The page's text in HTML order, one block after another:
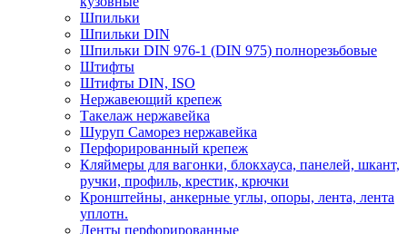
Шпильки
Шпильки DIN
Шпильки DIN 976-1 (DIN 975) полнорезьбовые
Штифты
Штифты DIN, ISO
Нержавеющий крепеж
Такелаж нержавейка
Шуруп Саморез нержавейка
Перфорированный крепеж
Кляймеры для вагонки, блокхауса, панелей, шкант,
ручки, профиль, крестик, крючки
Кронштейны, анкерные углы, опоры, лента, лента
уплотн.
Ленты перфорированные